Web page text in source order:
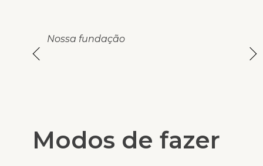
Nossa fundação
Modos de fazer